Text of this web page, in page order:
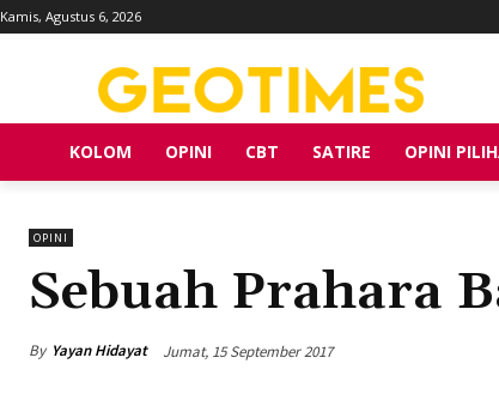
Kamis, Agustus 6, 2026
KOLOM OPINI CBT SATIRE OPINI
OPINI
Sebuah Prahara
By Yayan Hidayat Jumat, 15 September 2017